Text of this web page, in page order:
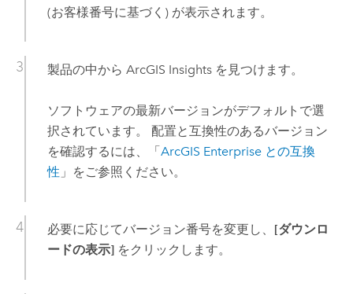
(お客様番号に基づく) が表示されます。
製品の中から ArcGIS Insightsを見つけます。
ソフトウェアの最新バージョンがデフォルトで選
択されています。 配置と互換性のあるバージョン
を確認するには、「ArcGIS Enterpriseとの互換
性 」をご参照ください。
必要に応じてバージョン番号を変更し、 [ダウンロ
ードの表示]をクリックします。